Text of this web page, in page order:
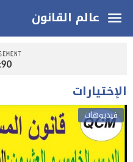
عالم القانون
الإختيارات
فيديوهات